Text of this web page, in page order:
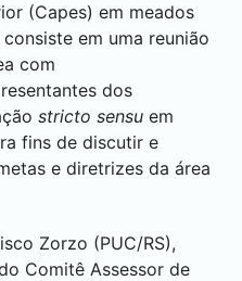
(Capes) em meados
em uma reunião
com
dos
stricto sensu em
fins de discutir e
e diretrizes da área
Zorzo (PUC/RS),
Comitê Assessor de